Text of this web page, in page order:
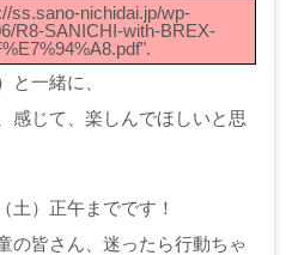
ss.sano-nichidai.jp/wp-
R8-SANICHI-with-BREX-
と一緒に、
感じて、楽しんでほしいと思
土）正午までです！
の皆さん、迷ったら行動ちゃ